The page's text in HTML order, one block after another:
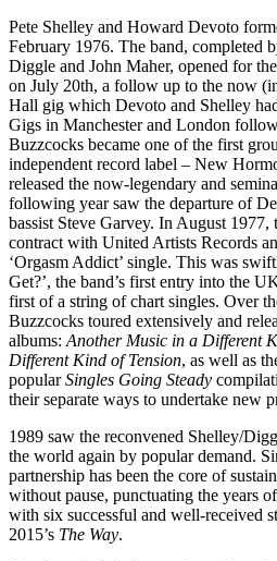
Pete Shelley and Howard Devoto
February 1976. The band, completed
Diggle and John Maher, opened for
on July 20th, a follow up to the now
Hall gig which Devoto and Shelley
Gigs in Manchester and London
Buzzcocks became one of the first
independent record label – New
released the now-legendary and
following year saw the departure of
bassist Steve Garvey. In August 1977,
contract with United Artists Records
‘Orgasm Addict’ single. This was
Get?’, the band’s first entry into the
first of a string of chart singles. Over
Buzzcocks toured extensively and
albums: Another Music in a Different
Different Kind of Tension, as well as
popularSingles Going Steady
their separate ways to undertake new
1989 saw the reconvened Shelley/
the world again by popular demand.
partnership has been the core of
without pause, punctuating the years
with six successful and well-received
2015’s The Way.